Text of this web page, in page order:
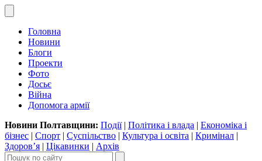
Головна
Новини
Блоги
Проекти
Фото
Досьє
Війна
Допомога армії
Новини Полтавщини: Події| Політика і влада | Економіка і
бізнес | Спорт | Суспільство | Культура і освіта | Кримінал |
Здоров’я | Цікавинки | Архів